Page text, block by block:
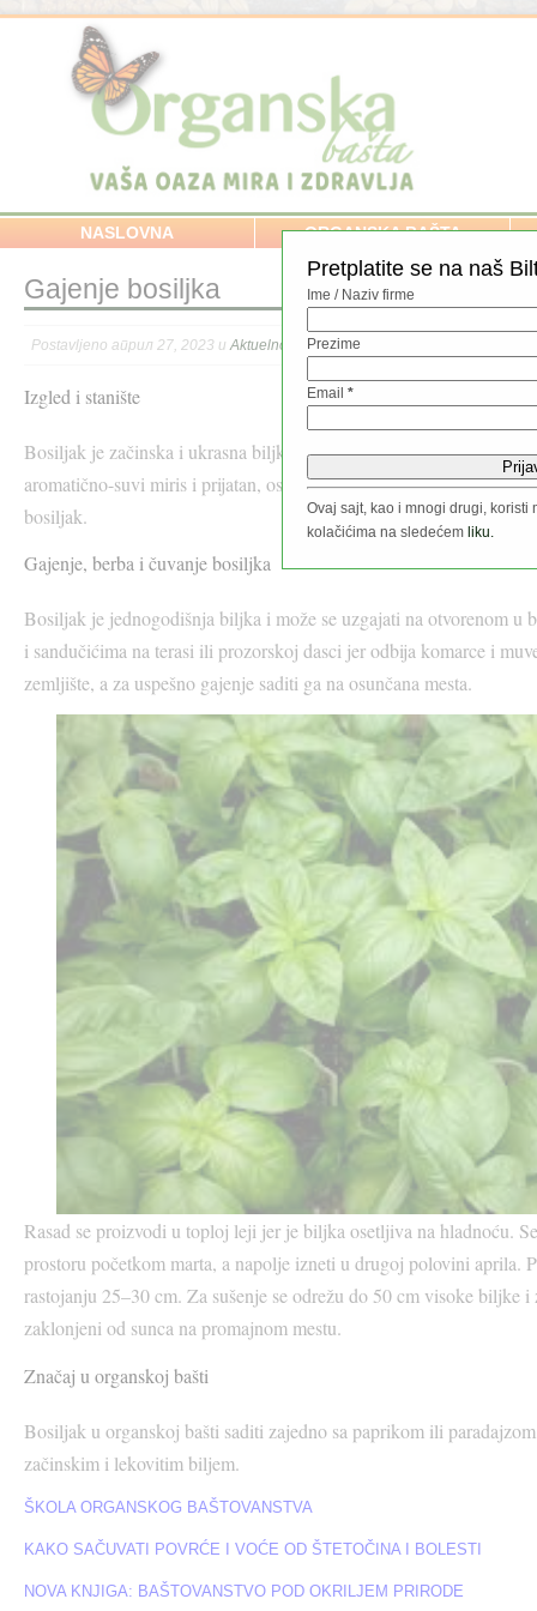
NASLOVNA ORGANSKA BAŠTA
Gajenje bosiljka
Postavljeno април 27, 2023 u Aktuelno Hrana,Začinske i lekovito bilje
Izgled i stanište
Bosiljak je začinska i ukrasna biljka iz porodice usnatica. Njegovo
aromatično-suvi miris i prijatan, osvežavajući ukus. Gaje se
bosiljak.
Gajenje, berba i čuvanje bosiljka
Bosiljak je jednogodišnja biljka i može se uzgajati na otvorenom u
i sandučićima na terasi ili prozorskoj dasci jer odbija komarce i
zemljište, a za uspešno gajenje saditi ga na osunčana mesta.
Rasad se proizvodi u toploj leji jer je biljka osetljiva na hladnoću.
prostoru početkom marta, a napolje izneti u drugoj polovini aprila.
rastojanju 25–30 cm. Za sušenje se odrežu do 50 cm visoke biljke i
zaklonjeni od sunca na promajnom mestu.
Značaj u organskoj bašti
Bosiljak u organskoj bašti saditi zajedno sa paprikom ili
začinskim i lekovitim biljem.
ŠKOLA ORGANSKOG BAŠTOVANSTVA
KAKO SAČUVATI POVRĆE I VOĆE OD ŠTETOČINA I BOLESTI
NOVA KNJIGA: BAŠTOVANSTVO POD OKRILJEM PRIRODE
Pretplatite se na naš
Ime / Naziv firme
Prezime
Email *
Ovaj sajt, kao i mnogi drugi,
kolačićima na sledećem liku.